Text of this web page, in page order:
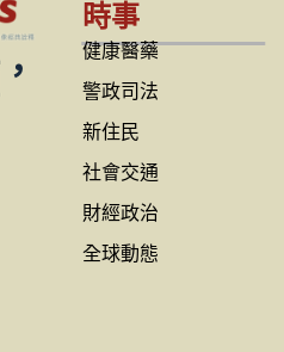
時事
健康醫藥
警政司法
新住民
社會交通
財經政治
全球動態